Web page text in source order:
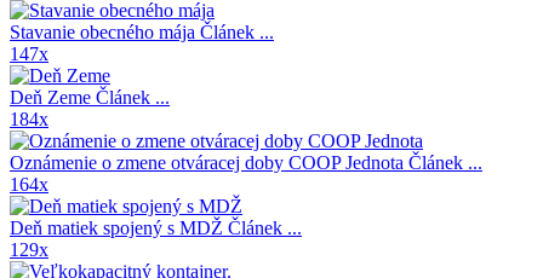
Stavanie obecného mája Článek ...
147x
Deň Zeme Článek ...
184x
Oznámenie o zmene otváracej doby COOP Jednota Článek ...
164x
Deň matiek spojený s MDŽ Článek ...
129x